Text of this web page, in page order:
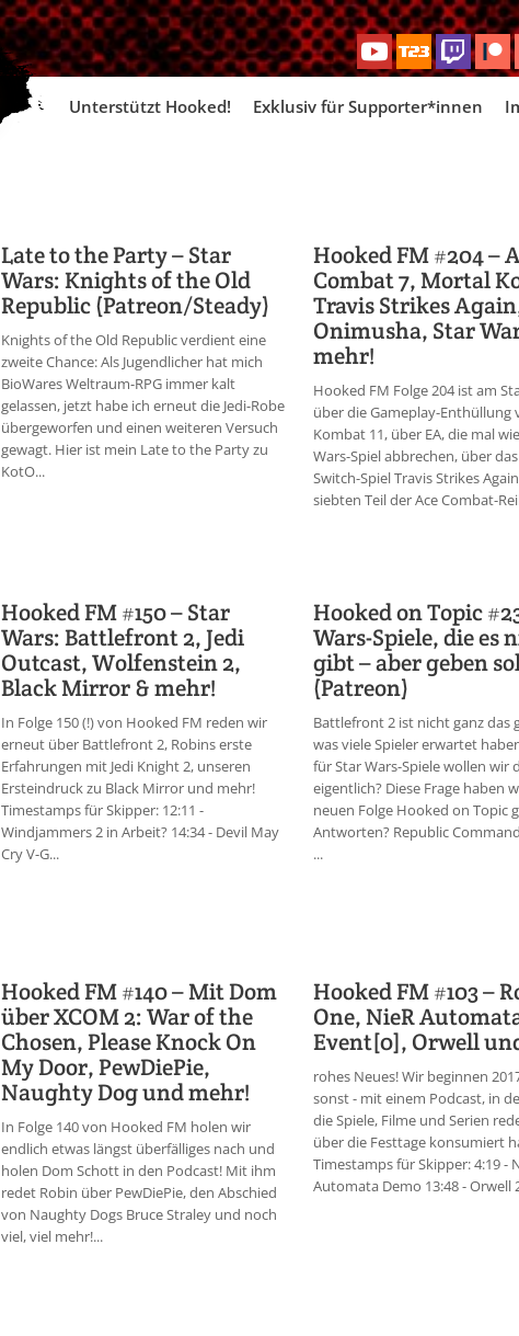
Skip
Unterstützt Hooked! Exklusiv für Supporter*innen
Late to the Party – Star
Wars: Knights of the Old
Republic (Patreon/Steady)
Knights of the Old Republic verdient eine
zweite Chance: Als Jugendlicher hat mich
BioWares Weltraum-RPG immer kalt
gelassen, jetzt habe ich erneut die Jedi-Robe
übergeworfen und einen weiteren Versuch
gewagt. Hier ist mein Late to the Party zu
KotO...
Hooked FM #204 –
Combat 7, Mortal
Travis Strikes
Onimusha, Star
mehr!
Hooked FM Folge 204 ist am
über die Gameplay-Enthüllung
Kombat 11, über EA, die mal
Wars-Spiel abbrechen, über
Switch-Spiel Travis Strikes
siebten Teil der Ace Combat-
Hooked FM #150 – Star
Wars: Battlefront 2, Jedi
Outcast, Wolfenstein 2,
Black Mirror & mehr!
In Folge 150 (!) von Hooked FM reden wir
erneut über Battlefront 2, Robins erste
Erfahrungen mit Jedi Knight 2, unseren
Ersteindruck zu Black Mirror und mehr!
Timestamps für Skipper: 12:11 -
Windjammers 2 in Arbeit? 14:34 - Devil May
Cry V-G...
Hooked on Topic
Wars-Spiele, die es
gibt – aber geben
(Patreon)
Battlefront 2 ist nicht ganz das
was viele Spieler erwartet
für Star Wars-Spiele wollen wir
eigentlich? Diese Frage haben
neuen Folge Hooked on Topic
Antworten? Republic
...
Hooked FM #140 – Mit Dom
über XCOM 2: War of the
Chosen, Please Knock On
My Door, PewDiePie,
Naughty Dog und mehr!
In Folge 140 von Hooked FM holen wir
endlich etwas längst überfälliges nach und
holen Dom Schott in den Podcast! Mit ihm
redet Robin über PewDiePie, den Abschied
von Naughty Dogs Bruce Straley und noch
viel, viel mehr!...
Hooked FM #103 –
One, NieR
Event[0], Orwell
rohes Neues! Wir beginnen
sonst - mit einem Podcast, in
die Spiele, Filme und Serien
über die Festtage konsumiert
Timestamps für Skipper: 4:19 -
Automata Demo 13:48 - Orwell